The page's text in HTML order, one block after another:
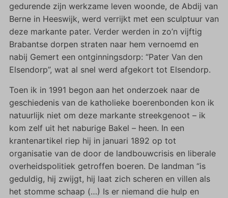
gedurende zijn werkzame leven woonde, de Abdij van
Berne in Heeswijk, werd verrijkt met een sculptuur van
deze markante pater. Verder werden in zo’n vijftig
Brabantse dorpen straten naar hem vernoemd en
nabij Gemert een ontginningsdorp: “Pater Van den
Elsendorp”, wat al snel werd afgekort tot Elsendorp.
Toen ik in 1991 begon aan het onderzoek naar de
geschiedenis van de katholieke boerenbonden kon ik
natuurlijk niet om deze markante streekgenoot – ik
kom zelf uit het naburige Bakel – heen. In een
krantenartikel riep hij in januari 1892 op tot
organisatie van de door de landbouwcrisis en liberale
overheidspolitiek getroffen boeren. De landman “is
geduldig, hij zwijgt, hij laat zich scheren en villen als
het stomme schaap (…) Is er niemand die hulp en